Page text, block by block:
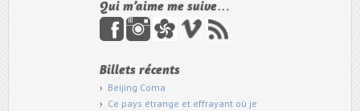
Qui m’aime me suive…
Billets récents
Beijing Coma
Ce pays étrange et effrayant où je